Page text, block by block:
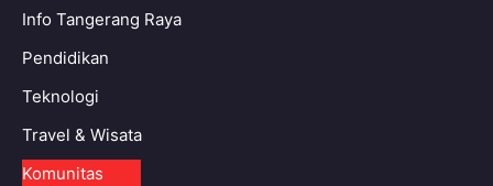
Info Tangerang Raya
Pendidikan
Teknologi
Travel & Wisata
Komunitas